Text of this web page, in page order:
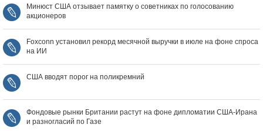
Минюст США отзывает памятку о советниках по голосованию
акционеров
Foxconn установил рекорд месячной выручки в июле на фоне спроса
на ИИ
США вводят порог на поликремний
Фондовые рынки Британии растут на фоне дипломатии США‑Ирана
и разногласий по Газе